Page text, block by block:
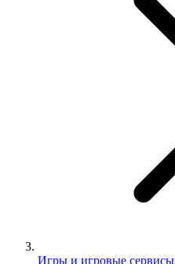
Игры и игровые сервисы